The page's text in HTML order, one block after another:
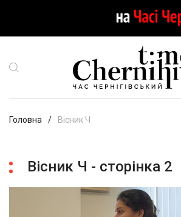
Головна Вісник Ч
Вісник Ч - сторінка 2